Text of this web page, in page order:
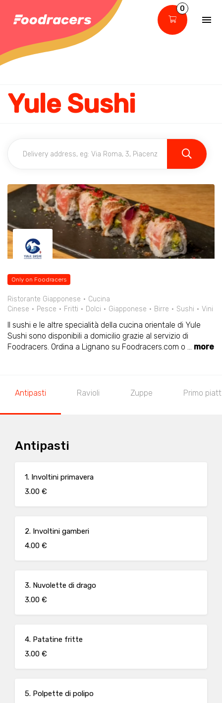
0
Yule Sushi
Only on Foodracers
Ristorante Giapponese
Cucina
Cinese
Pesce Fritti Dolci Giapponese Birre Sushi Vini
Il sushi e le altre specialità della cucina orientale di Yule
Sushi sono disponibili a domicilio grazie al servizio di
Foodracers. Ordina a Lignano su Foodracers.com o ... more
Antipasti Ravioli Zuppe Primo
Antipasti
1. Involtini primavera
3.00 €
2. Involtini gamberi
4.00 €
3. Nuvolette di drago
3.00 €
4. Patatine fritte
3.00 €
5. Polpette di polipo